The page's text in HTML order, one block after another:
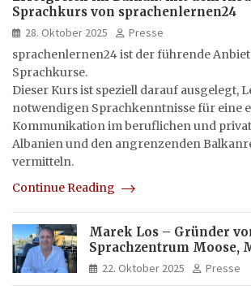
Sprachkurs von sprachenlernen24
28. Oktober 2025
Presse
sprachenlernen24 ist der führende
Sprachkurse.
Dieser Kurs ist speziell darauf ausgelegt,
notwendigen Sprachkenntnisse für eine
Kommunikation im beruflichen und
Albanien und den angrenzenden
vermitteln.
Continue Reading
Marek Los – Gründer
Sprachzentrum Moose,
Italia und Apartamento
Internationaler Experte
22. Oktober 2025 Presse